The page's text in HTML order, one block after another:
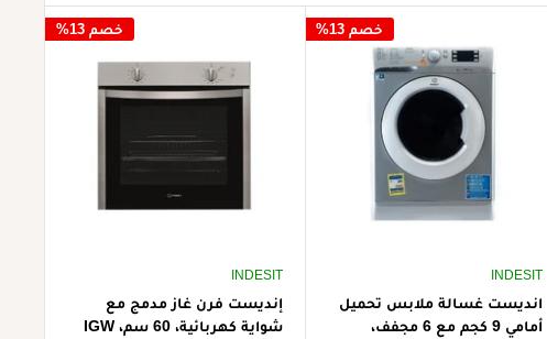
خصم 13%
INDESIT
انديست غسالة ملابس تحميل
أمامي 9 كجم مع 6 مجفف،
خصم 13%
INDESIT
إنديست فرن غاز مدمج مع
شواية كهربائية، 60 سم، IGW